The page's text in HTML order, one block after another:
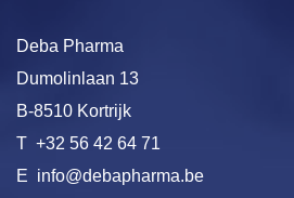
Deba Pharma
Dumolinlaan 13
B-8510 Kortrijk
T +32 56 42 64 71
E info@debapharma.be